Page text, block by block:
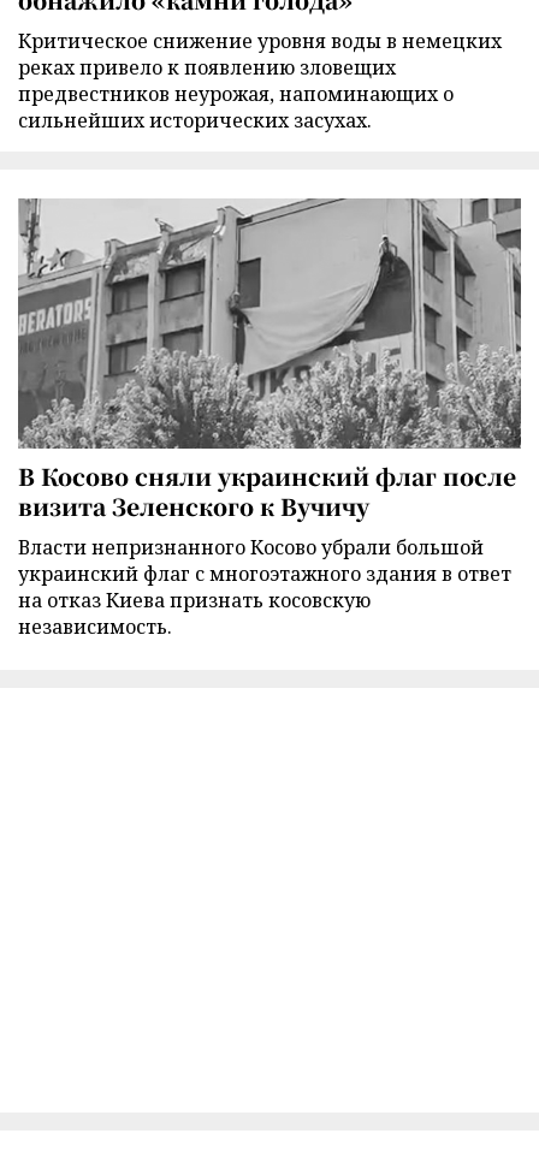
Критическое снижение уровня воды в немецких
реках привело к появлению зловещих
предвестников неурожая, напоминающих о
сильнейших исторических засухах.
В Косово сняли украинский флаг после
визита Зеленского к Вучичу
Власти непризнанного Косово убрали большой
украинский флаг с многоэтажного здания в ответ
на отказ Киева признать косовскую
независимость.